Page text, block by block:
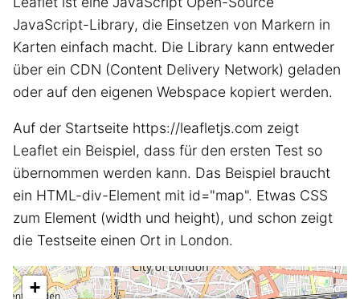
JavaScript-Library, die Einsetzen von Markern in
Karten einfach macht. Die Library kann entweder
über ein CDN (Content Delivery Network) geladen
oder auf den eigenen Webspace kopiert werden.
Auf der Startseite https://leafletjs.com zeigt
Leaflet ein Beispiel, dass für den ersten Test so
übernommen werden kann. Das Beispiel braucht
ein HTML-div-Element mit id="map". Etwas CSS
zum Element (width und height), und schon zeigt
die Testseite einen Ort in London.
+